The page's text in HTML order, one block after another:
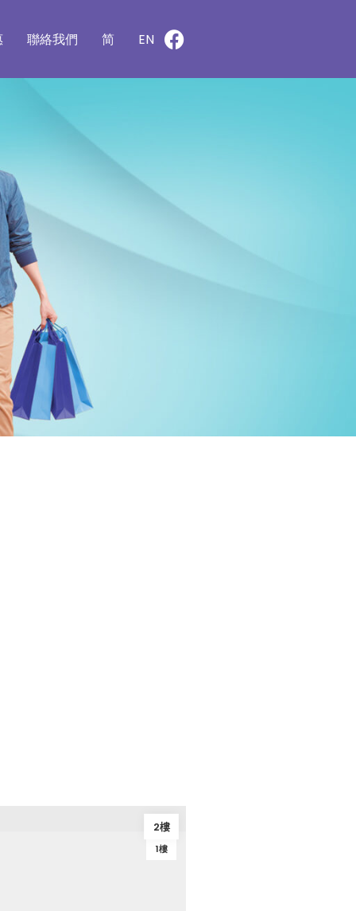
聯絡我們 简 EN
2樓
1樓